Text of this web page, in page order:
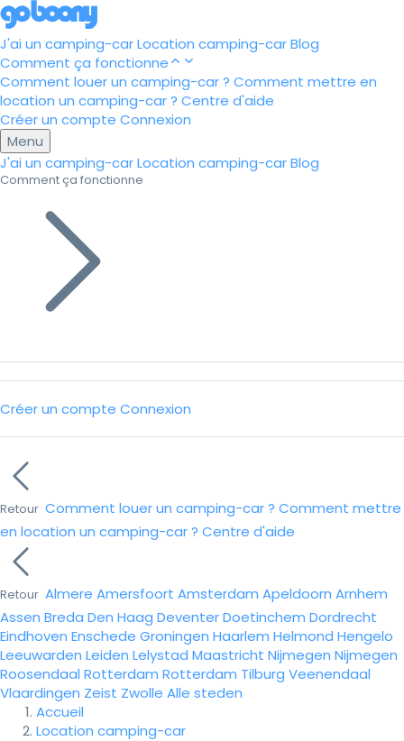
J'ai un camping-carLocation camping-carBlog
Comment ça fonctionne
Comment louer un camping-car ? Comment mettre en
location un camping-car ? Centre d'aide
Créer un compte Connexion
Menu
J'ai un camping-carLocation camping-carBlog
Comment ça fonctionne
Créer un compte Connexion
Retour Comment louer un camping-car ? Comment mettre
en location un camping-car ? Centre d'aide
Retour Almere Amersfoort Amsterdam Apeldoorn Arnhem
Assen Breda Den Haag DeventerDoetinchem Dordrecht
Eindhoven Enschede Groningen Haarlem Helmond Hengelo
Leeuwarden Leiden Lelystad Maastricht Nijmegen Nijmegen
Roosendaal Rotterdam Rotterdam Tilburg Veenendaal
Vlaardingen Zeist Zwolle Alle steden
Accueil
Location camping-car